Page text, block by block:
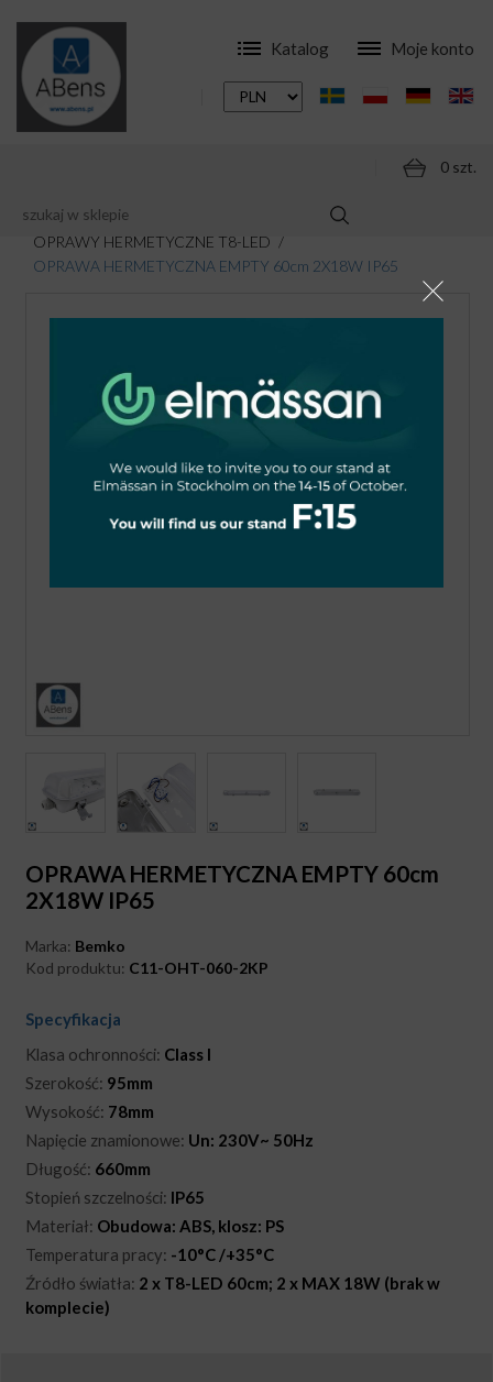
Katalog Moje konto
0 szt.
SKLEP
OPRAWY T8-LED
OPRAWY HERMETYCZNE T8-LED
OPRAWA HERMETYCZNA EMPTY 60cm 2X18W IP65
OPRAWA HERMETYCZNA EMPTY 60cm
2X18W IP65
Marka: Bemko
Kod produktu: C11-OHT-060-2KP
Specyfikacja
Klasa ochronności: Class I
Szerokość: 95mm
Wysokość: 78mm
Napięcie znamionowe: Un: 230V~ 50Hz
Długość: 660mm
Stopień szczelności: IP65
Materiał: Obudowa: ABS, klosz: PS
Temperatura pracy: -10°C /+35°C
Źródło światła: 2 x T8-LED 60cm; 2 x MAX 18W (brak w
komplecie)